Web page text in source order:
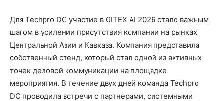
Для Techpro DC участие в GITEX AI 2026 стало важным
шагом в усилении присутствия компании на рынках
Центральной Азии и Кавказа. Компания представила
собственный стенд, который стал одной из активных
точек деловой коммуникации на площадке
мероприятия. В течение двух дней команда Techpro
DC проводила встречи с партнерами, системными